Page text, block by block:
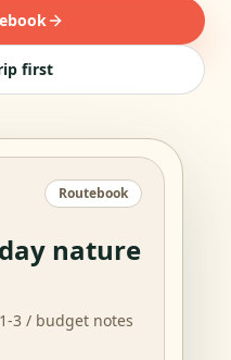
first
Routebook
nature
3 / budget notes